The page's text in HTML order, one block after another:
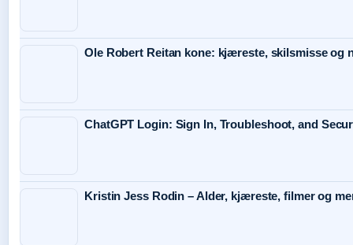
Ole Robert Reitan kone: kjæreste, skilsmisse og
ChatGPT Login: Sign In, Troubleshoot, and
Kristin Jess Rodin – Alder, kjæreste, filmer og